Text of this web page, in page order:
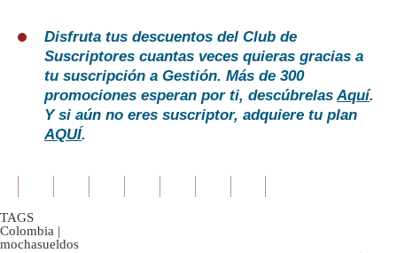
Disfruta tus descuentos del Club de
Suscriptores cuantas veces quieras gracias a
tu suscripción a Gestión. Más de 300
promociones esperan por ti, descúbrelasAquí.
Y si aún no eres suscriptor, adquiere tu plan
AQUÍ.
TAGS
Colombia |
mochasueldos